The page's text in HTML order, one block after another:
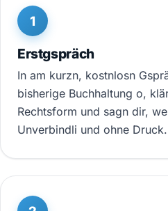
1
Erstgspräch
In am kurzn, kostnlosn
bisherige Buchhaltung o,
Rechtsform und sagn dir,
Unverbindli und ohne Druck.